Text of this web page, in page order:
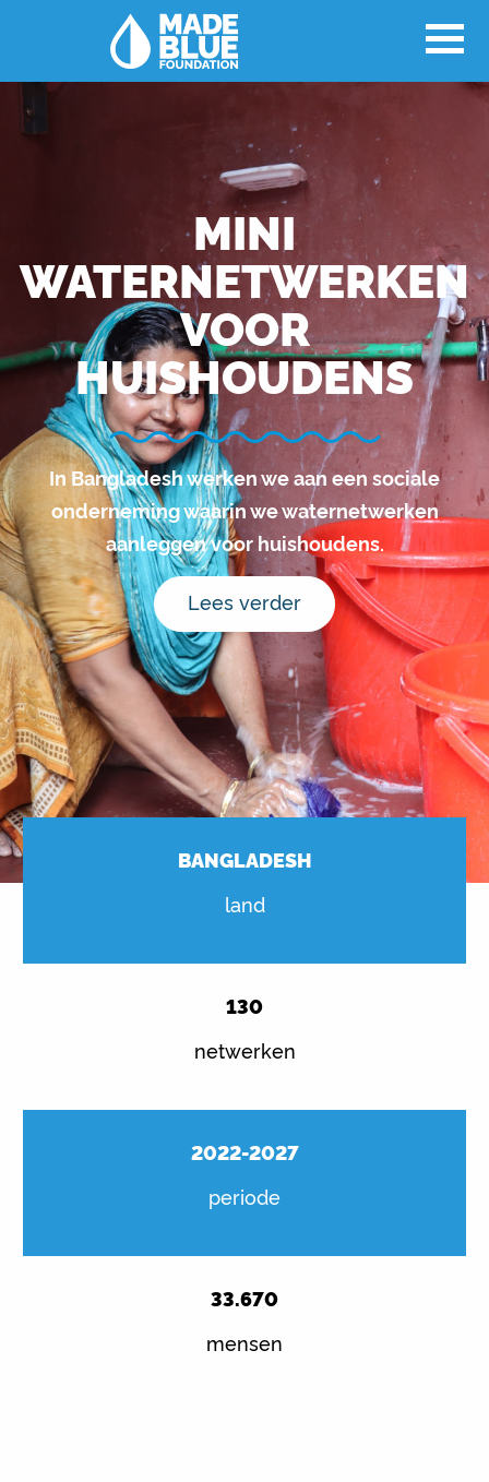
MINI
WATERNETWERKEN
VOOR
HUISHOUDENS
In Bangladesh werken we aan een sociale
onderneming waarin we waternetwerken
aanleggen voor huishoudens.
Lees verder
BANGLADESH
land
130
netwerken
2022-2027
periode
33.670
mensen